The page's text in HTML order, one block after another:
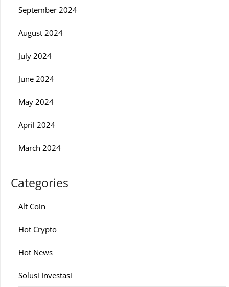
September 2024
August 2024
July 2024
June 2024
May 2024
April 2024
March 2024
Categories
Alt Coin
Hot Crypto
Hot News
Solusi Investasi